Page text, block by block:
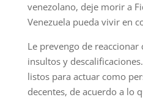
venezolano, deje morir a
Venezuela pueda vivir en
Le prevengo de
insultos y
listos para actuar como
decentes, de acuerdo a lo